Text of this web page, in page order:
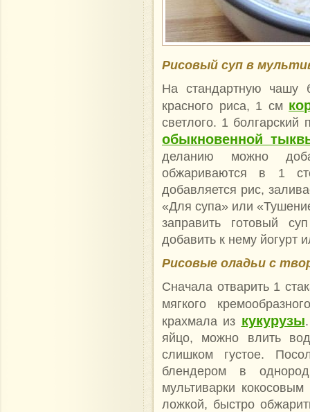
Рисовый суп в
На стандартную чашу
красного риса, 1 см
светлого. 1
обыкновенной
деланию можно
обжариваются в 1
добавляется рис,
«Для супа» или
заправить готовый
добавить к нему йогурт
Рисовые оладьи с
Сначала отварить 1
мягкого
крахмала из кукурузы
яйцо, можно влить
слишком густое.
блендером в
мультиварки
ложкой, быстро